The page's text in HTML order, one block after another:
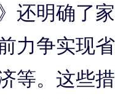
还明确了
力争实现
等。这些